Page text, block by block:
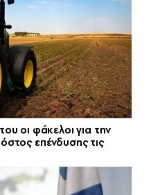
οι φάκελοι για την
επένδυσης τις